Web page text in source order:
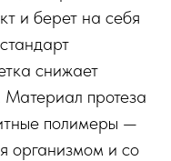
и берет на себя
снижает
Материал протеза
полимеры —
организмом и со